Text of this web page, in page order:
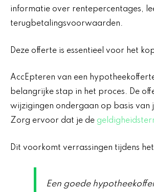
informatie over rentepercentages,
terugbetalingsvoorwaarden.
Deze offerte is essentieel voor het
AccEpteren van een
belangrijke stap in het proces. De
wijzigingen ondergaan op basis van
Zorg ervoor dat je de
Dit voorkomt verrassingen tijdens
Een goede